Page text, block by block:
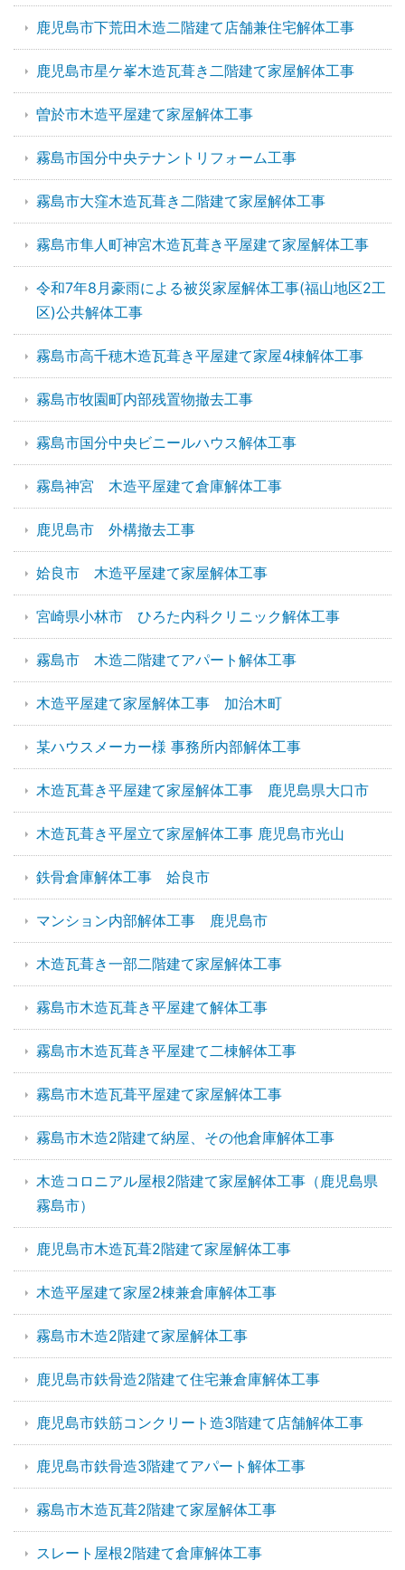
鹿児島市下荒田木造二階建て店舗兼住宅解体工事
鹿児島市星ケ峯木造瓦葺き二階建て家屋解体工事
曽於市木造平屋建て家屋解体工事
霧島市国分中央テナントリフォーム工事
霧島市大窪木造瓦葺き二階建て家屋解体工事
霧島市隼人町神宮木造瓦葺き平屋建て家屋解体工事
令和7年8月豪雨による被災家屋解体工事(福山地区2工
区)公共解体工事
霧島市高千穂木造瓦葺き平屋建て家屋4棟解体工事
霧島市牧園町内部残置物撤去工事
霧島市国分中央ビニールハウス解体工事
霧島神宮 木造平屋建て倉庫解体工事
鹿児島市 外構撤去工事
姶良市 木造平屋建て家屋解体工事
宮崎県小林市 ひろた内科クリニック解体工事
霧島市 木造二階建てアパート解体工事
木造平屋建て家屋解体工事 加治木町
某ハウスメーカー様 事務所内部解体工事
木造瓦葺き平屋建て家屋解体工事 鹿児島県大口市
木造瓦葺き平屋立て家屋解体工事 鹿児島市光山
鉄骨倉庫解体工事 姶良市
マンション内部解体工事 鹿児島市
木造瓦葺き一部二階建て家屋解体工事
霧島市木造瓦葺き平屋建て解体工事
霧島市木造瓦葺き平屋建て二棟解体工事
霧島市木造瓦葺平屋建て家屋解体工事
霧島市木造2階建て納屋、その他倉庫解体工事
木造コロニアル屋根2階建て家屋解体工事（鹿児島県
霧島市）
鹿児島市木造瓦葺2階建て家屋解体工事
木造平屋建て家屋2棟兼倉庫解体工事
霧島市木造2階建て家屋解体工事
鹿児島市鉄骨造2階建て住宅兼倉庫解体工事
鹿児島市鉄筋コンクリート造3階建て店舗解体工事
鹿児島市鉄骨造3階建てアパート解体工事
霧島市木造瓦葺2階建て家屋解体工事
スレート屋根2階建て倉庫解体工事